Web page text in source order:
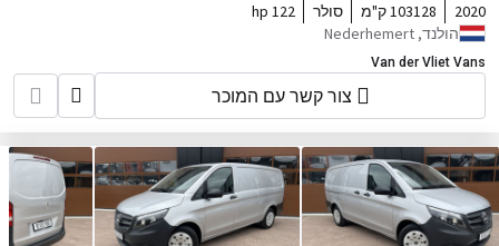
2020 103128 ק"מ סולר
122 hp
הולנד, Nederhemert
Van der Vliet Vans
צור קשר עם המוכר